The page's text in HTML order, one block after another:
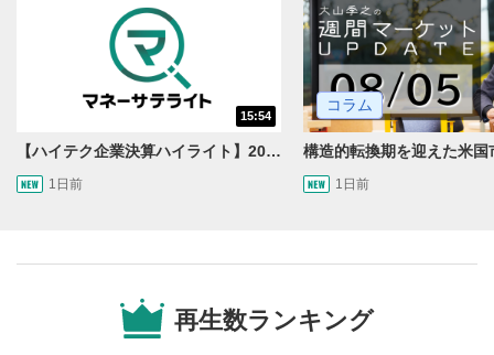
クリックするとYouTubeの「後で見る」の再生リスト
に追加されます。
スマートフォンで視聴の場合は動画再生エリア右上のメニュ
ー内にあります。
きます。
再生位置を示しています。再生したい位置をクリック
するとその位置から動画が再生されます。
15:54
【ハイテク企業決算ハイライト】2027年分のメモリに売切れ報道!?＜米国マーケットダイジェスト8/5号＞
1日前
コラム
1日前
再生数ランキング